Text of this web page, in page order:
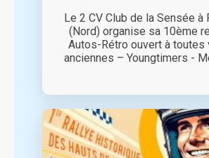
Le 2 CV Club de la Sensée à
(Nord) organise sa 10ème
Autos-Rétro ouvert à toutes
anciennes – Youngtimers -